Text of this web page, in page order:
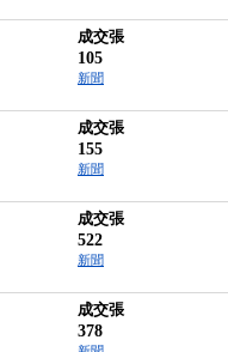
成交張
105
新聞
成交張
155
新聞
成交張
522
新聞
成交張
378